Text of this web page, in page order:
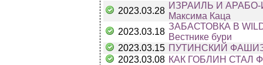
2023.03.28
ИЗРАИЛЬ И АРАБО-
Максима Каца
2023.03.18
ЗАБАСТОВКА В
Вестнике бури
2023.03.15 ПУТИНСКИЙ
2023.03.08 КАК ГОБЛИН СТАЛ